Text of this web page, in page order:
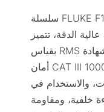
سلسلة FLUKE F15B+/17B+/18B+/101/106 هي
الدقة، تتميز
بقياس RMS حقيقي، وتحديد المدى تلقائيًا، وشهادة
أمان CAT III 1000V. صُممت هذه الأجهزة للصيانة
والاستخدام في
خلفية، ومقاومة